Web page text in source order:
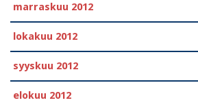
marraskuu 2012
lokakuu 2012
syyskuu 2012
elokuu 2012